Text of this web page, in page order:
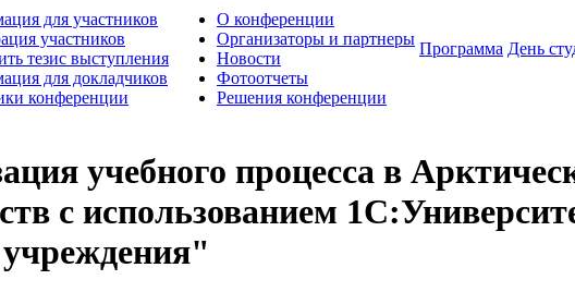
для участников
участников
тезис выступления
для докладчиков
конференции
О конференции
Организаторы и партнеры
Новости
Фотоотчеты
Решения конференции
Программа День
учебного процесса в
с использованием
учреждения"